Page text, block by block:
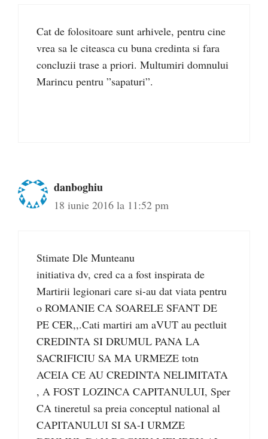
Cat de folositoare sunt arhivele, pentru cine
vrea sa le citeasca cu buna credinta si fara
concluzii trase a priori. Multumiri domnului
Marincu pentru ”sapaturi”.
danboghiu
18 iunie 2016 la 11:52 pm
Stimate Dle Munteanu
initiativa dv, cred ca a fost inspirata de
Martirii legionari care si-au dat viata pentru
o ROMANIE CA SOARELE SFANT DE
PE CER,,.Cati martiri am aVUT au pectluit
CREDINTA SI DRUMUL PANA LA
SACRIFICIU SA MA URMEZE totn
ACEIA CE AU CREDINTA NELIMITATA
, A FOST LOZINCA CAPITANULUI, Sper
CA tineretul sa preia conceptul national al
CAPITANULUI SI SA-I URMZE